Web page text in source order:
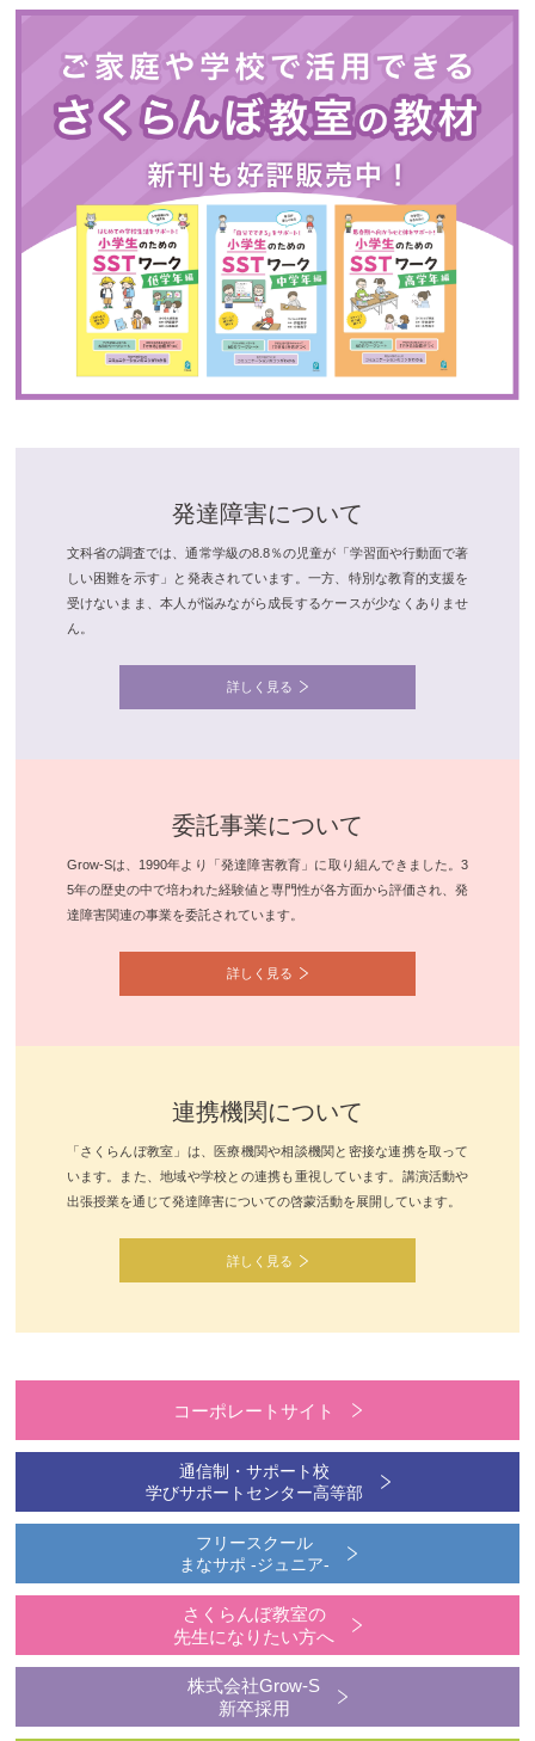
発達障害について
文科省の調査では、通常学級の8.8％の児童が「学習面や行動面で著
しい困難を示す」と発表されています。一方、特別な教育的支援を
受けないまま、本人が悩みながら成長するケースが少なくありませ
ん。
詳しく見る
委託事業について
Grow-Sは、1990年より「発達障害教育」に取り組んできました。3
5年の歴史の中で培われた経験値と専門性が各方面から評価され、発
達障害関連の事業を委託されています。
詳しく見る
連携機関について
「さくらんぼ教室」は、医療機関や相談機関と密接な連携を取って
います。また、地域や学校との連携も重視しています。講演活動や
出張授業を通じて発達障害についての啓蒙活動を展開しています。
詳しく見る
コーポレートサイト
通信制・サポート校
学びサポートセンター高等部
フリースクール
まなサポ -ジュニア-
さくらんぼ教室の
先生になりたい方へ
株式会社Grow-S
新卒採用